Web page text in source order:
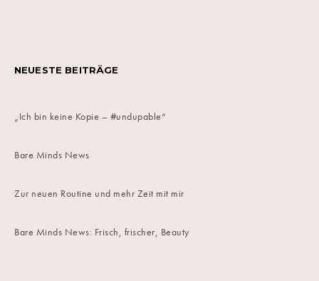
NEUESTE BEITRÄGE
„Ich bin keine Kopie – #undupable“
Bare Minds News
Zur neuen Routine und mehr Zeit mit mir
Bare Minds News: Frisch, frischer, Beauty